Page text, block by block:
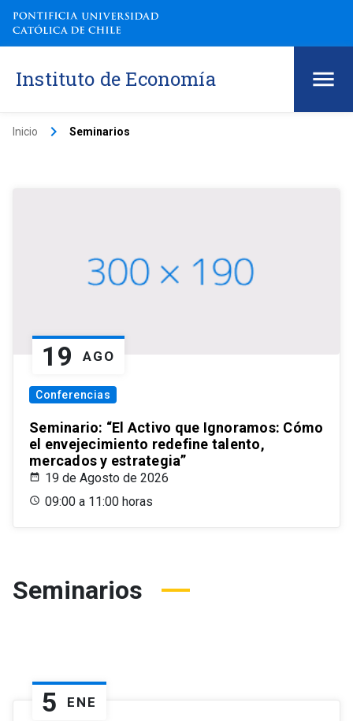
Instituto de Economía
Inicio keyboard_arrow_right Seminarios
19 AGO
Conferencias
Seminario: “El Activo que Ignoramos: Cómo
el envejecimiento redefine talento,
mercados y estrategia”
19 de Agosto de 2026
09:00 a 11:00 horas
Seminarios
5 ENE